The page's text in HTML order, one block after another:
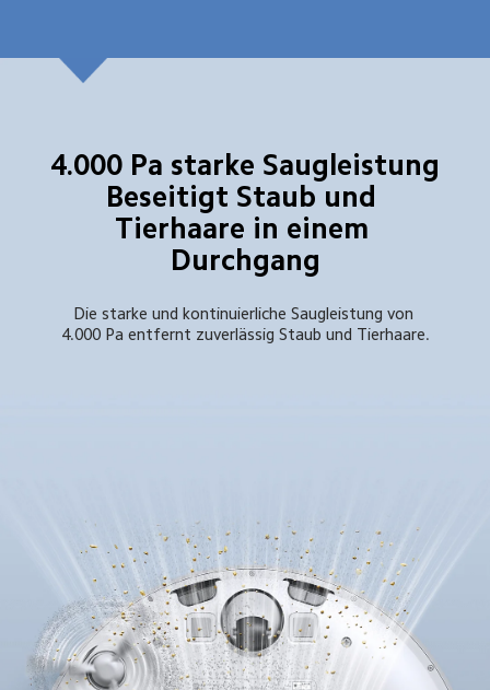
4.000 Pa starke Saugleistung
Beseitigt Staub und
Tierhaare in einem
Durchgang
Die starke und kontinuierliche Saugleistung von
4.000 Pa entfernt zuverlässig Staub und Tierhaare.